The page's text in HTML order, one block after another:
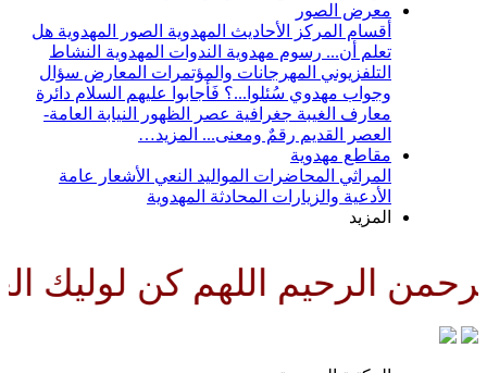
معرض الصور
أقسام المركز
الأحاديث المهدوية الصور المهدوية هل
تعلم أن... رسوم مهدوية الندوات المهدوية النشاط
التلفزيوني المهرجانات والمؤتمرات المعارض سؤال
وجواب مهدوي سُئلوا...؟ فَأجابوا عليهم السلام دائرة
معارف الغيبة جغرافية عصر الظهور
النيابة العامة-
العصر القديم رقمٌ ومعنى... المزيد…
مقاطع مهدوية
المراثي المحاضرات المواليد النعي الأشعار
عامة
الأدعية والزيارات المحادثة المهدوية
المزيد
الرحيم اللهم كن لوليك